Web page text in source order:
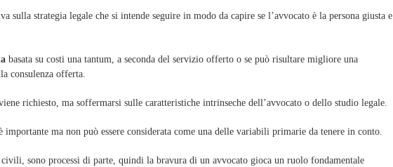
sulla strategia legale che si intende seguire in modo da capire se l’avvocato è la persona giusta e
basata su costi una tantum, a seconda del servizio offerto o se può risultare migliore una
consulenza offerta.
richiesto, ma soffermarsi sulle caratteristiche intrinseche dell’avvocato o dello studio legale.
importante ma non può essere considerata come una delle variabili primarie da tenere in conto.
sono processi di parte, quindi la bravura di un avvocato gioca un ruolo fondamentale